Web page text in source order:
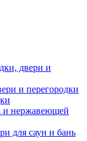
двери и
и перегородки
и нержавеющей
для саун и бань